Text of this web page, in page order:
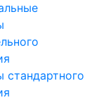
стандартного